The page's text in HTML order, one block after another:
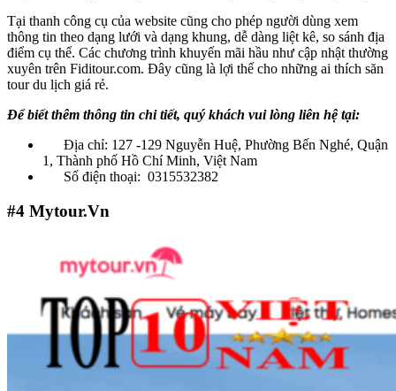
Tại thanh công cụ của website cũng cho phép người dùng xem
thông tin theo dạng lưới và dạng khung, dễ dàng liệt kê, so sánh địa
điểm cụ thể. Các chương trình khuyến mãi hầu như cập nhật thường
xuyên trên Fiditour.com. Đây cũng là lợi thế cho những ai thích săn
tour du lịch giá rẻ.
Để biết thêm thông tin chi tiết, quý khách vui lòng liên hệ tại:
Địa chỉ: 127 -129 Nguyễn Huệ, Phường Bến Nghé, Quận
1, Thành phố Hồ Chí Minh, Việt Nam
Số điện thoại: 0315532382
#4 Mytour.Vn